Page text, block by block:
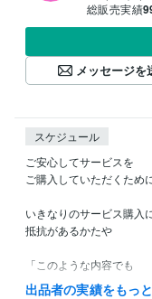
総販売実績
メッセージを
スケジュール
ご安心してサービスを
ご購入していただくため
いきなりのサービス購入
抵抗があるかたや
「このような内容でも
鑑定してもらえるのかな
出品者の実績をもっ